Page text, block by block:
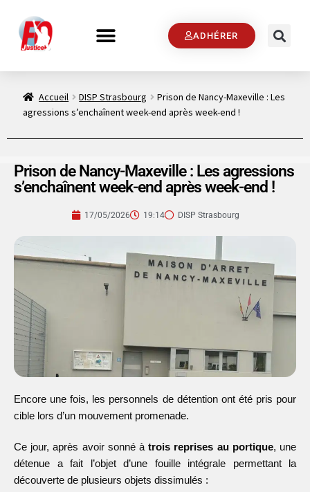
ADHÉRER
Accueil DISP Strasbourg
Prison de Nancy-Maxeville : Les
agressions s’enchaînent week-end après week-end !
Prison de Nancy-Maxeville : Les agressions
s’enchaînent week-end après week-end !
17/05/2026 19:14 DISP Strasbourg
Encore une fois, les personnels de détention ont été pris pour
cible lors d’un mouvement promenade.
Ce jour, après avoir sonné àtrois reprises au portique, une
détenue a fait l’objet d’une fouille intégrale permettant la
découverte de plusieurs objets dissimulés :